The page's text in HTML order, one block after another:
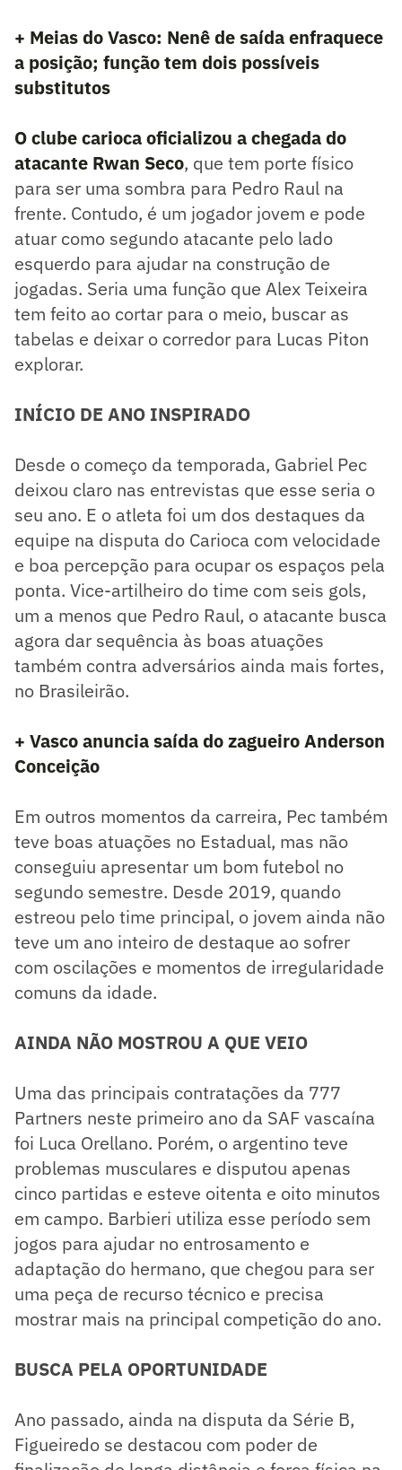
+ Meias do Vasco: Nenê de saída enfraquece
a posição; função tem dois possíveis
substitutos
O clube carioca oficializou a chegada do
atacante Rwan Seco, que tem porte físico
para ser uma sombra para Pedro Raul na
frente. Contudo, é um jogador jovem e pode
atuar como segundo atacante pelo lado
esquerdo para ajudar na construção de
jogadas. Seria uma função que Alex Teixeira
tem feito ao cortar para o meio, buscar as
tabelas e deixar o corredor para Lucas Piton
explorar.
INÍCIO DE ANO INSPIRADO
Desde o começo da temporada, Gabriel Pec
deixou claro nas entrevistas que esse seria o
seu ano. E o atleta foi um dos destaques da
equipe na disputa do Carioca com velocidade
e boa percepção para ocupar os espaços pela
ponta. Vice-artilheiro do time com seis gols,
um a menos que Pedro Raul, o atacante busca
agora dar sequência às boas atuações
também contra adversários ainda mais fortes,
no Brasileirão.
+ Vasco anuncia saída do zagueiro Anderson
Conceição
Em outros momentos da carreira, Pec também
teve boas atuações no Estadual, mas não
conseguiu apresentar um bom futebol no
segundo semestre. Desde 2019, quando
estreou pelo time principal, o jovem ainda não
teve um ano inteiro de destaque ao sofrer
com oscilações e momentos de irregularidade
comuns da idade.
AINDA NÃO MOSTROU A QUE VEIO
Uma das principais contratações da 777
Partners neste primeiro ano da SAF vascaína
foi Luca Orellano. Porém, o argentino teve
problemas musculares e disputou apenas
cinco partidas e esteve oitenta e oito minutos
em campo. Barbieri utiliza esse período sem
jogos para ajudar no entrosamento e
adaptação do hermano, que chegou para ser
uma peça de recurso técnico e precisa
mostrar mais na principal competição do ano.
BUSCA PELA OPORTUNIDADE
Ano passado, ainda na disputa da Série B,
Figueiredo se destacou com poder de